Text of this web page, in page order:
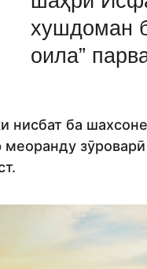
хушдоман
оила”
нисбат ба